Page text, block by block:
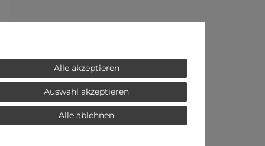
Alle akzeptieren
Auswahl akzeptieren
Alle ablehnen